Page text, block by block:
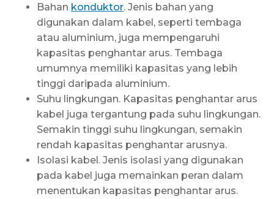
Bahan konduktor. Jenis bahan yang
digunakan dalam kabel, seperti tembaga
atau aluminium, juga mempengaruhi
kapasitas penghantar arus. Tembaga
umumnya memiliki kapasitas yang lebih
tinggi daripada aluminium.
Suhu lingkungan. Kapasitas penghantar arus
kabel juga tergantung pada suhu lingkungan.
Semakin tinggi suhu lingkungan, semakin
rendah kapasitas penghantar arusnya.
Isolasi kabel. Jenis isolasi yang digunakan
pada kabel juga memainkan peran dalam
menentukan kapasitas penghantar arus.